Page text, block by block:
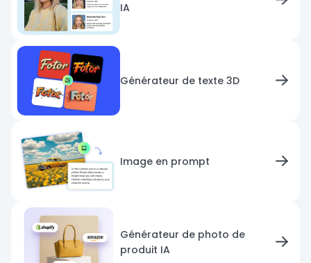
IA
Générateur de texte 3D
Image en prompt
Générateur de photo de
produit IA